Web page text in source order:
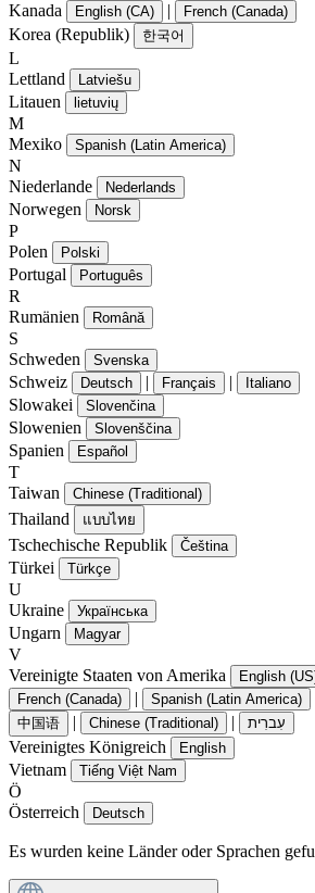
Kanada
English (CA) | French (Canada)
Korea (Republik) 한국어
L
Lettland
Latviešu
Litauen lietuvių
M
Mexiko
Spanish (Latin America)
N
Niederlande
Nederlands
Norwegen Norsk
P
Polen
Polski
Portugal Português
R
Rumänien
Română
S
Schweden
Svenska
Schweiz Deutsch | Français | Italiano
Slowakei Slovenčina
Slowenien Slovenščina
Spanien Español
T
Taiwan
Chinese (Traditional)
Thailand แบบไทย
Tschechische Republik Čeština
Türkei Türkçe
U
Ukraine
Українська
Ungarn Magyar
V
Vereinigte Staaten von Amerika
English
French (Canada) | Spanish (Latin America)
中国语 | Chinese (Traditional) | עִברִית
Vereinigtes Königreich English
Vietnam Tiếng Việt Nam
Ö
Österreich
Deutsch
Es wurden keine Länder oder Sprachen